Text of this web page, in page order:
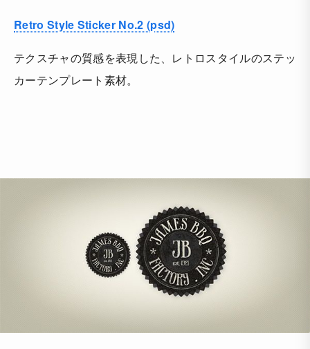
Retro Style Sticker No.2 (psd)
テクスチャの質感を表現した、レトロスタイルのステッ
カーテンプレート素材。